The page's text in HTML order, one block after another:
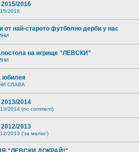
2016
2016
от най-старото футболно дерби у нас
на игрище "ЛЕВСКИ"
юбилея
СЛАВА
2014
2014 (no comment)
2013
2013 ('за малко')